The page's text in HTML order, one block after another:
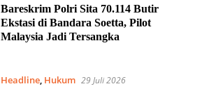
Bareskrim Polri Sita 70.114 Butir
Ekstasi di Bandara Soetta, Pilot
Malaysia Jadi Tersangka
Headline, Hukum 29 Juli 2026